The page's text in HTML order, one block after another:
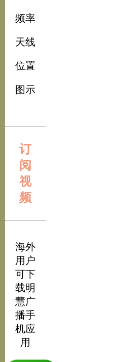
频率
天线
位置
图示
订
阅
视
频
海外
用户
可下
载明
慧广
播手
机应
用